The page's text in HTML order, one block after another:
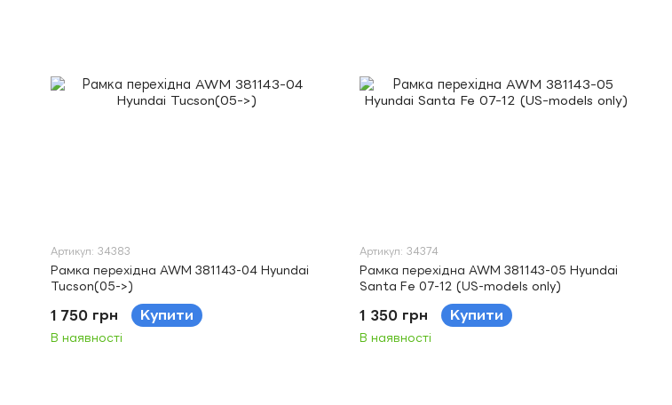
Артикул: 34383
Рамка перехідна AWM 381143-04 Hyundai
Tucson(05->)
1 750 грн Купити
В наявності
Артикул: 34374
Рамка перехідна AWM 381143-05 Hyundai
Santa Fe 07-12 (US-models only)
1 350 грн Купити
В наявності